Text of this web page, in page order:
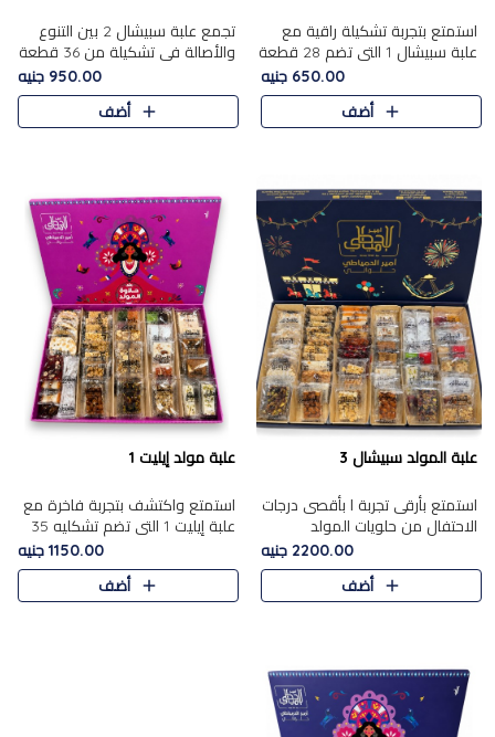
استمتع بتجربة تشكيلة راقية مع
علبة سبيشال 1 التي تضم 28 قطعة
من تشكيلة مختارة بعناية من أفخر
حلويات المولد المصرية الأصلية
الشرقية. تحتوي ال..
650.00 جنيه
أضف
تجمع علبة سبيشال 2 بين التنوع
والأصالة في تشكيلة من 36 قطعة
تضم أشهر حلويات المولد الشرقية.
تحتوي العلبة على الجزرية بالفول،
والجزرية بالبن..
950.00 جنيه
أضف
علبة المولد سبيشال 3
استمتع بأرقى تجربة ا بأقصى درجات
الاحتفال من حلويات المولد
المصريه الأصيلة مع هذه الفخامة
مع علبة سبيشال 3 التي تضم 56
قطعة من تشكيلة استثن..
2200.00 جنيه
أضف
علبة مولد إيليت 1
استمتع واكتشف بتجربة فاخرة مع
علبة إيليت 1 التي تضم تشكليه 35
قطعة من أرقى حلويات المولد
المصري الأصيلة ,معروضة بشكل
جميل في علبة أنيقة ، في..
1150.00 جنيه
أضف